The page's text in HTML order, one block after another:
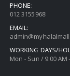
PHONE:
012 3155968
EMAIL:
WORKING DAYS/
Mon - Sun / 9:00 AM